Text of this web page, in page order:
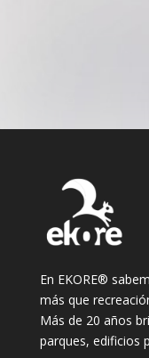
En EKORE®
más que
Más de 20 años
parques, edificios